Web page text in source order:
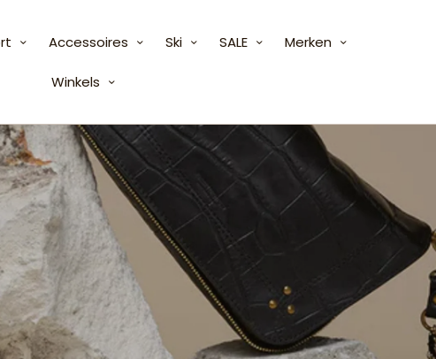
Accessoires Ski SALE Merken
Winkels